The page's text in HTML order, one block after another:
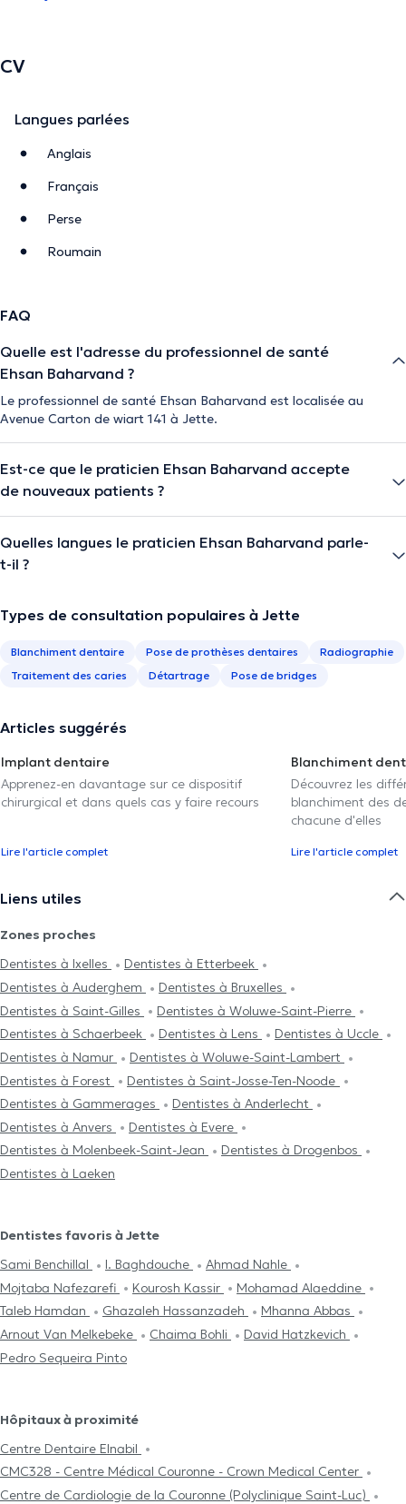
CV
Langues parlées
Anglais
Français
Perse
Roumain
FAQ
Quelle est l'adresse du professionnel de santé
Ehsan Baharvand ?
Le professionnel de santé Ehsan Baharvand est localisée au
Avenue Carton de wiart 141 à Jette.
Est-ce que le praticien Ehsan Baharvand accepte
de nouveaux patients ?
Quelles langues le praticien Ehsan Baharvand parle-
t-il ?
Types de consultation populaires à Jette
Blanchiment dentaire Pose de prothèses dentaires
Radiographie
Traitement des caries
Détartrage Pose de bridges
Articles suggérés
Implant dentaire
Apprenez-en davantage sur ce dispositif
chirurgical et dans quels cas y faire recours
Lire l'article complet
Blanchiment
Découvrez les
blanchiment des
chacune d'elles
Lire l'article complet
Liens utiles
Zones proches
Dentistes à Ixelles
Dentistes à Etterbeek
Dentistes à Auderghem
Dentistes à Bruxelles
Dentistes à Saint-Gilles
Dentistes à Woluwe-Saint-Pierre
Dentistes à Schaerbeek
Dentistes à Lens
Dentistes à Uccle
Dentistes à Namur
Dentistes à Woluwe-Saint-Lambert
Dentistes à Forest
Dentistes à Saint-Josse-Ten-Noode
Dentistes à Gammerages
Dentistes à Anderlecht
Dentistes à Anvers
Dentistes à Evere
Dentistes à Molenbeek-Saint-Jean
Dentistes à Drogenbos
Dentistes à Laeken
Dentistes favoris à Jette
Sami Benchillal
I. Baghdouche
Ahmad Nahle
Mojtaba Nafezarefi
Kourosh Kassir
Mohamad Alaeddine
Taleb Hamdan
Ghazaleh Hassanzadeh
Mhanna Abbas
Arnout Van Melkebeke
Chaima Bohli
David Hatzkevich
Pedro Sequeira Pinto
Hôpitaux à proximité
Centre Dentaire Elnabil
CMC328 - Centre Médical Couronne - Crown Medical Center
Centre de Cardiologie de la Couronne (Polyclinique Saint-Luc)